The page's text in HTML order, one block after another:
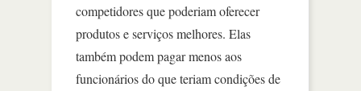
competidores que poderiam oferecer
produtos e serviços melhores. Elas
também podem pagar menos aos
funcionários do que teriam condições de